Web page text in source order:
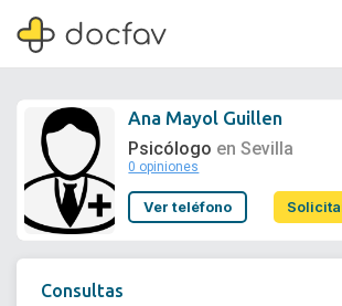
Soporte
Ana Mayol Guillen
Psicólogo en Sevilla
0 opiniones
Ver teléfono
Consultas